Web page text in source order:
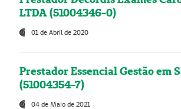
LTDA (51004346-0)
01 de Abril de 2020
Prestador Essencial Gestão em
(51004354-7)
04 de Maio de 2021